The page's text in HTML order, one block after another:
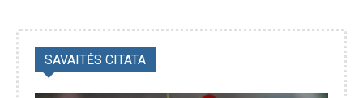
SAVAITĖS CITATA